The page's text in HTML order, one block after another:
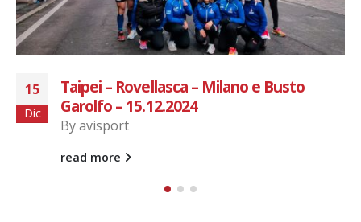
23
Feb
Cameri
Byavisport
AviSport Legnano...
read more